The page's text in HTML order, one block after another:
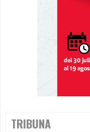
TRIBUNA